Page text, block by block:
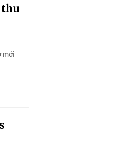
thu
mới